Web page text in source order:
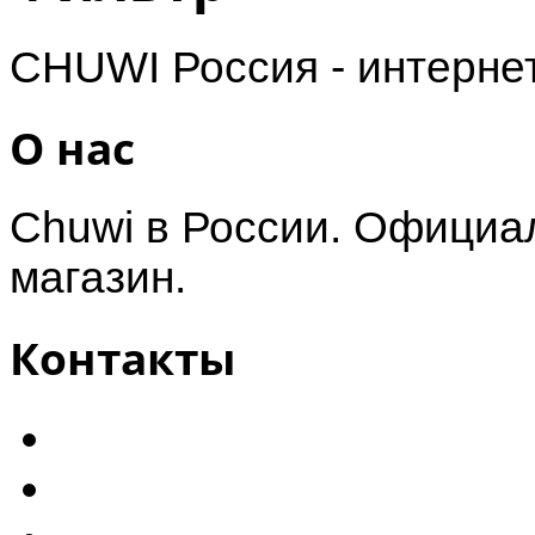
CHUWI Россия -
О нас
Chuwi в России.
магазин.
Контакты